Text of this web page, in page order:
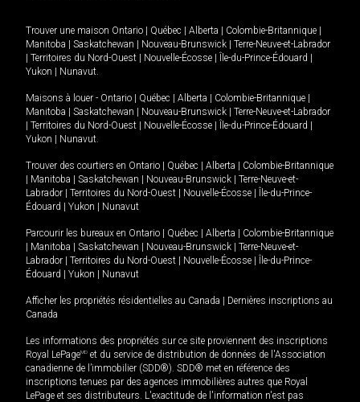
Trouver une maison Ontario Québec Alberta Colombie-Britannique
Manitoba
Saskatchewan Nouveau-Brunswick
Terre-Neuve-et-Labrador
Territoires du Nord-Ouest Nouvelle-Écosse Île-du-Prince-Édouard
Yukon
Nunavut.
Maisons à louer - Ontario Québec Alberta Colombie-Britannique
Manitoba
Saskatchewan Nouveau-Brunswick
Terre-Neuve-et-Labrador
Territoires du Nord-Ouest Nouvelle-Écosse Île-du-Prince-Édouard
Yukon
Nunavut.
Trouver des courtiers en Ontario Québec Alberta
Colombie-Britannique
Manitoba Saskatchewan Nouveau-Brunswick
Terre-Neuve-et-
Labrador
Territoires du Nord-Ouest Nouvelle-Écosse
Île-du-Prince-
Édouard
Yukon Nunavut
Parcourir les bureaux en Ontario Québec Alberta
Colombie-Britannique
Manitoba Saskatchewan Nouveau-Brunswick
Terre-Neuve-et-
Labrador
Territoires du Nord-Ouest Nouvelle-Écosse
Île-du-Prince-
Édouard
Yukon Nunavut
Afficher les propriétés résidentielles au Canada
Dernières inscriptions au
Canada
Les informations des propriétés sur ce site proviennent des inscriptions
Royal LePageMD et du service de distribution de données de l'Association
canadienne de l’immobilier (SDD®). SDD® met en référence des
inscriptions tenues par des agences immobilières autres que Royal
LePage et ses distributeurs. L'exactitude de l'information n'est pas